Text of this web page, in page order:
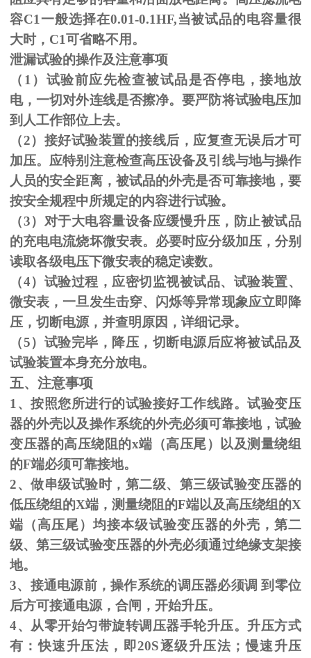
容C1一般选择在0.01-0.1HF,当被试品的电容量很
大时，C1可省略不用。
泄漏试验的操作及注意事项
（1）试验前应先检查被试品是否停电，接地放
电，一切对外连线是否擦净。要严防将试验电压加
到人工作部位上去。
（2）接好试验装置的接线后，应复查无误后才可
加压。应特别注意检查高压设备及引线与地与操作
人员的安全距离，被试品的外壳是否可靠接地，要
按安全规程中所规定的内容进行试验。
（3）对于大电容量设备应缓慢升压，防止被试品
的充电电流烧坏微安表。必要时应分级加压，分别
读取各级电压下微安表的稳定读数。
（4）试验过程，应密切监视被试品、试验装置、
微安表，一旦发生击穿、闪烁等异常现象应立即降
压，切断电源，并查明原因，详细记录。
（5）试验完毕，降压，切断电源后应将被试品及
试验装置本身充分放电。
五、注意事项
1、按照您所进行的试验接好工作线路。试验变压
器的外壳以及操作系统的外壳必须可靠接地，试验
变压器的高压绕阻的x端（高压尾）以及测量绕组
的F端必须可靠接地。
2、做串级试验时，第二级、第三级试验变压器的
低压绕组的X端，测量绕阻的F端以及高压绕组的X
端（高压尾）均接本级试验变压器的外壳，第二
级、第三级试验变压器的外壳必须通过绝缘支架接
地。
3、接通电源前，操作系统的调压器必须调 到零位
后方可接通电源，合闸，开始升压。
4、从零开始匀带旋转调压器手轮升压。升压方式
有：快速升压法，即20S逐级升压法；慢速升压